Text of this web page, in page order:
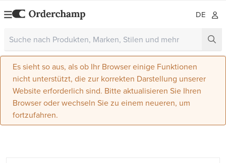
DE
Es sieht so aus, als ob Ihr Browser einige Funktionen
nicht unterstützt, die zur korrekten Darstellung unserer
Website erforderlich sind. Bitte aktualisieren Sie Ihren
Browser oder wechseln Sie zu einem neueren, um
fortzufahren.